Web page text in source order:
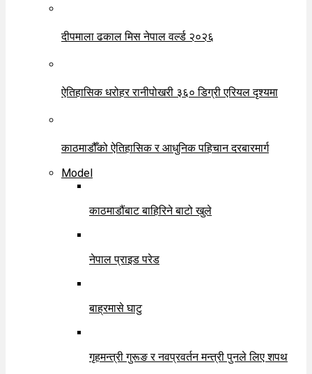
दीपमाला ढकाल मिस नेपाल वर्ल्ड २०२६
ऐतिहासिक धरोहर रानीपोखरी ३६० डिग्री एरियल दृश्यमा
काठमाडौँको ऐतिहासिक र आधुनिक पहिचान दरबारमार्ग
Model
काठमाडौंबाट बाहिरिने बाटो खुले
नेपाल प्राइड परेड
बाह्रमासे घाटु
गृहमन्त्री गुरूङ र नवप्रवर्तन मन्त्री पुनले लिए शपथ